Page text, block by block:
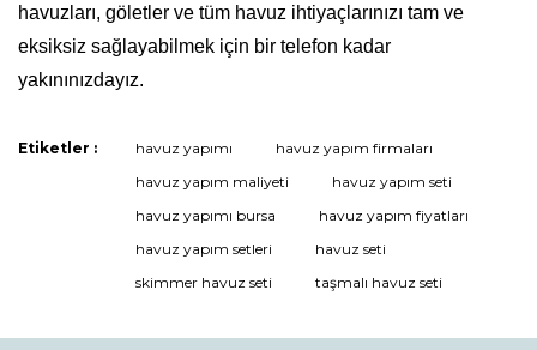
havuzları, göletler ve tüm havuz ihtiyaçlarınızı tam ve
eksiksiz sağlayabilmek için bir telefon kadar
yakınınızdayız.
Bu ürüne ilk yorumu siz yapın!
Yorum Yaz
Etiketler : havuz yapımı
havuz yapım firmaları
havuz yapım maliyeti
havuz yapım seti
havuz yapımı bursa
havuz yapım fiyatları
havuz yapım setleri
havuz seti
skimmer havuz seti
taşmalı havuz seti